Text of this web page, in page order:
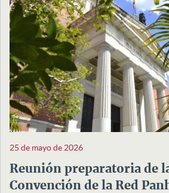
25 de mayo de 2026
Reunión preparatoria de
Convención de la Red